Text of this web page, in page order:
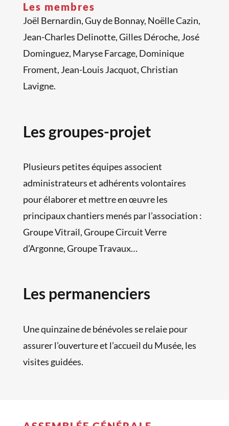
Les membres
Joël Bernardin, Guy de Bonnay, Noëlle Cazin,
Jean-Charles Delinotte, Gilles Déroche, José
Dominguez, Maryse Farcage, Dominique
Froment, Jean-Louis Jacquot, Christian
Lavigne.
Les groupes-projet
Plusieurs petites équipes associent
administrateurs et adhérents volontaires
pour élaborer et mettre en œuvre les
principaux chantiers menés par l’association :
Groupe Vitrail, Groupe Circuit Verre
d’Argonne, Groupe Travaux…
Les permanenciers
Une quinzaine de bénévoles se relaie pour
assurer l’ouverture et l’accueil du Musée, les
visites guidées.